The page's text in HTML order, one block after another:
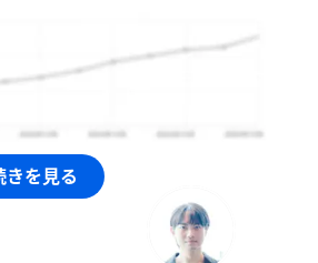
設計、実行支援、効果分析
、業務自動化の設計・実行支援
対効果の最大化
きを見る
メンバー